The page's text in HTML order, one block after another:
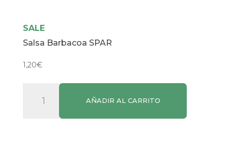
SALE
Salsa Barbacoa SPAR
1,20€
Barbacoa
AÑADIR AL CARRITO